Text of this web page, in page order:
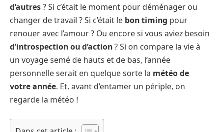
d’autres? Si c’était le moment pour déménager ou
changer de travail ? Si c’était le bon timing pour
renouer avec l’amour ? Ou encore si vous aviez besoin
d’introspection ou d’action? Si on compare la vie à
un voyage semé de hauts et de bas, l’année
personnelle serait en quelque sorte la météo de
votre année. Et, avant d’entamer un périple, on
regarde la météo !